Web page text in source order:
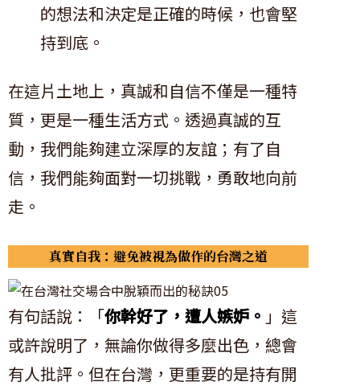
的想法和決定是正確的時候，也會堅
持到底。
在這片土地上，真誠和自信不僅是一種特
質，更是一種生活方式。透過真誠的互
動，我們能夠建立深厚的友誼；有了自
信，我們能夠面對一切挑戰，勇敢地向前
走。
真實自我：避免被視為做作的台灣之道
有句話說：「你幹好了，遭人嫉妒。 」這
或許說明了，無論你做得多麼出色，總會
有人批評。但在台灣，更重要的是持有開